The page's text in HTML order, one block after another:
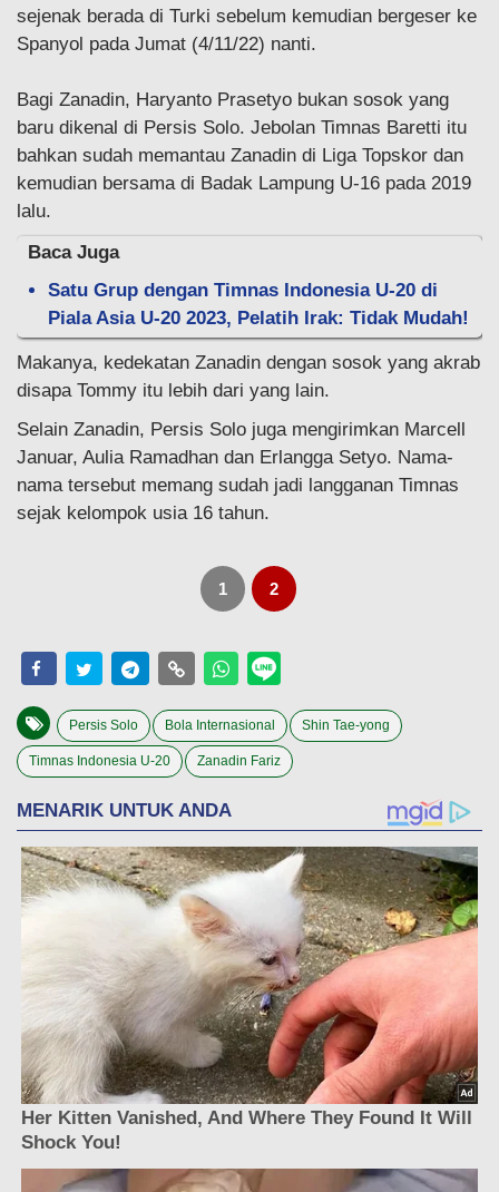
sejenak berada di Turki sebelum kemudian bergeser ke
Spanyol pada Jumat (4/11/22) nanti.
Bagi Zanadin, Haryanto Prasetyo bukan sosok yang
baru dikenal di Persis Solo. Jebolan Timnas Baretti itu
bahkan sudah memantau Zanadin di Liga Topskor dan
kemudian bersama di Badak Lampung U-16 pada 2019
lalu.
Baca Juga
Satu Grup dengan Timnas Indonesia U-20 di
Piala Asia U-20 2023, Pelatih Irak: Tidak Mudah!
Makanya, kedekatan Zanadin dengan sosok yang akrab
disapa Tommy itu lebih dari yang lain.
Selain Zanadin, Persis Solo juga mengirimkan Marcell
Januar, Aulia Ramadhan dan Erlangga Setyo. Nama-
nama tersebut memang sudah jadi langganan Timnas
sejak kelompok usia 16 tahun.
1 2
Persis Solo Bola Internasional Shin Tae-yong
Timnas Indonesia U-20 Zanadin Fariz